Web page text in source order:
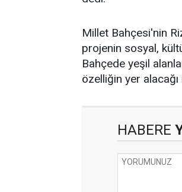
Millet Bahçesi'nin
projenin sosyal,
Bahçede yeşil
özelliğin yer
HABERE